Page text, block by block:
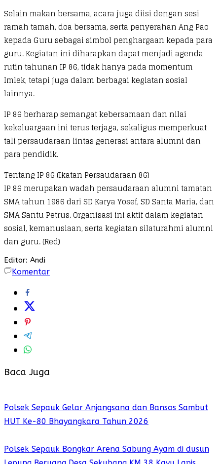
Selain makan bersama, acara juga diisi dengan sesi
ramah tamah, doa bersama, serta penyerahan Ang Pao
kepada Guru sebagai simbol penghargaan kepada para
guru. Kegiatan ini diharapkan dapat menjadi agenda
rutin tahunan IP 86, tidak hanya pada momentum
Imlek, tetapi juga dalam berbagai kegiatan sosial
lainnya.
IP 86 berharap semangat kebersamaan dan nilai
kekeluargaan ini terus terjaga, sekaligus memperkuat
tali persaudaraan lintas generasi antara alumni dan
para pendidik.
Tentang IP 86 (Ikatan Persaudaraan 86)
IP 86 merupakan wadah persaudaraan alumni tamatan
SMA tahun 1986 dari SD Karya Yosef, SD Santa Maria, dan
SMA Santu Petrus. Organisasi ini aktif dalam kegiatan
sosial, kemanusiaan, serta kegiatan silaturahmi alumni
dan guru. (Red)
Editor: Andi
Komentar
Baca Juga
Polsek Sepauk Gelar Anjangsana dan Bansos Sambut
HUT Ke-80 Bhayangkara Tahun 2026
Polsek Sepauk Bongkar Arena Sabung Ayam di dusun